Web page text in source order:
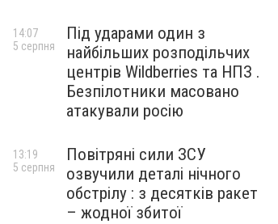
Під ударами один з
найбільших розподільчих
центрів Wildberries та НПЗ .
Безпілотники масовано
атакували росію
14:07
5 серпня
Повітряні сили ЗСУ
озвучили деталі нічного
обстрілу : з десятків ракет
– жодної збитої
13:19
5 серпня